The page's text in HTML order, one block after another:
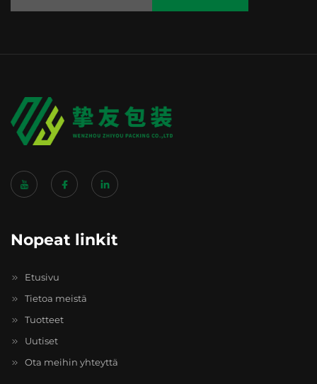
Nopeat linkit
Etusivu
Tietoa meistä
Tuotteet
Uutiset
Ota meihin yhteyttä